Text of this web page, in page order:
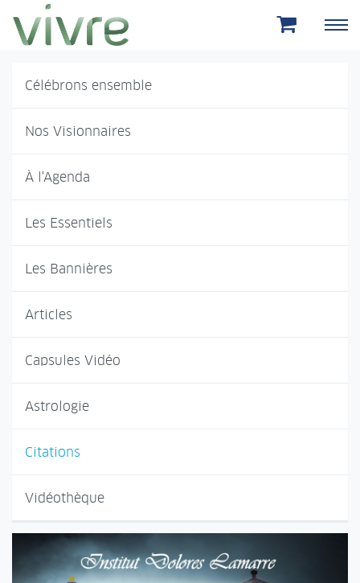
Aller au menu principal
Aller au contenu principal
Célébrons ensemble
Nos Visionnaires
À l'Agenda
Les Essentiels
Les Bannières
Articles
Capsules Vidéo
Astrologie
Citations
Vidéothèque